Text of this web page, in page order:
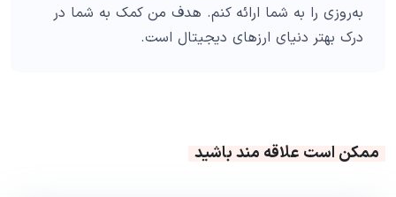
به‌روزی را به شما ارائه کنم. هدف من کمک به شما در
درک بهتر دنیای ارزهای دیجیتال است.
ممکن است علاقه مند باشید